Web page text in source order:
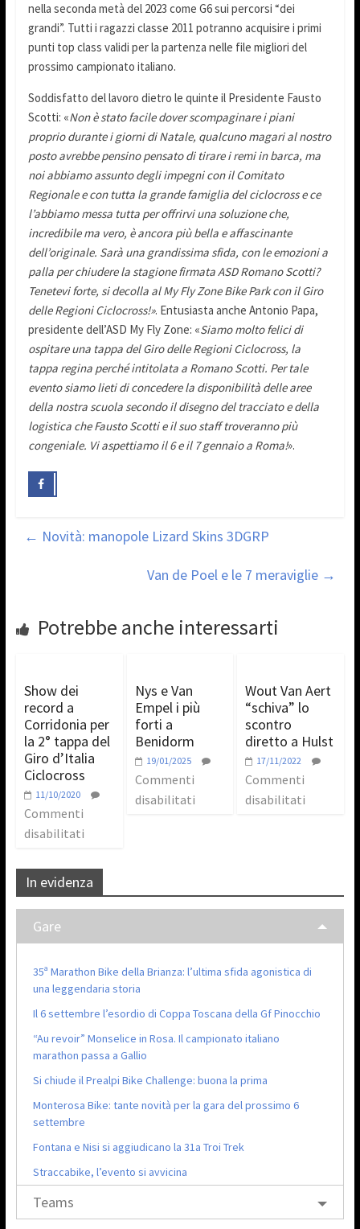
nella seconda metà del 2023 come G6 sui percorsi “dei
grandi”. Tutti i ragazzi classe 2011 potranno acquisire i primi
punti top class validi per la partenza nelle file migliori del
prossimo campionato italiano.
Soddisfatto del lavoro dietro le quinte il Presidente Fausto
Scotti: «Non è stato facile dover scompaginare i piani
proprio durante i giorni di Natale, qualcuno magari al nostro
posto avrebbe pensino pensato di tirare i remi in barca, ma
noi abbiamo assunto degli impegni con il Comitato
Regionale e con tutta la grande famiglia del ciclocross e ce
l’abbiamo messa tutta per offrirvi una soluzione che,
incredibile ma vero, è ancora più bella e affascinante
dell’originale. Sarà una grandissima sfida, con le emozioni a
palla per chiudere la stagione firmata ASD Romano Scotti?
Tenetevi forte, si decolla al My Fly Zone Bike Park con il Giro
delle Regioni Ciclocross!». Entusiasta anche Antonio Papa,
presidente dell’ASD My Fly Zone: «Siamo molto felici di
ospitare una tappa del Giro delle Regioni Ciclocross, la
tappa regina perché intitolata a Romano Scotti. Per tale
evento siamo lieti di concedere la disponibilità delle aree
della nostra scuola secondo il disegno del tracciato e della
logistica che Fausto Scotti e il suo staff troveranno più
congeniale. Vi aspettiamo il 6 e il 7 gennaio a Roma!».
← Novità: manopole Lizard Skins 3DGRP
Van de Poel e le 7 meraviglie →
Potrebbe anche interessarti
Show dei
record a
Corridonia per
la 2° tappa del
Giro d’Italia
Ciclocross
11/10/2020
Commenti
disabilitati
Nys e Van
Empel i più
forti a
Benidorm
19/01/2025
Commenti
disabilitati
Wout Van Aert
“schiva” lo
scontro
diretto a Hulst
17/11/2022
Commenti
disabilitati
In evidenza
Gare
35ª Marathon Bike della Brianza: l’ultima sfida agonistica di
una leggendaria storia
Il 6 settembre l’esordio di Coppa Toscana della Gf Pinocchio
“Au revoir” Monselice in Rosa. Il campionato italiano
marathon passa a Gallio
Si chiude il Prealpi Bike Challenge: buona la prima
Monterosa Bike: tante novità per la gara del prossimo 6
settembre
Fontana e Nisi si aggiudicano la 31a Troi Trek
Straccabike, l’evento si avvicina
Teams